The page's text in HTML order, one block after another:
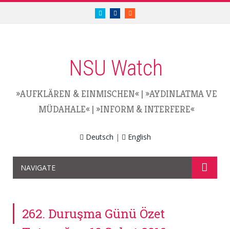
twitter.com/nsuwatch
facebook.com/nsuwatch
RSS
NSU Watch
»AUFKLÄREN & EINMISCHEN« | »AYDINLATMA VE
MÜDAHALE« | »INFORM & INTERFERE«
Deutsch | English
NAVIGATE
262. Duruşma Günü Özet